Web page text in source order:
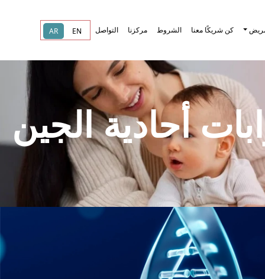
كن شريكًا معنا الشروط مركزنا التواصل EN
AR
أحادية الجين